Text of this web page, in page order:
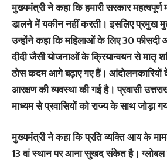
मुख्यमंत्री ने कहा कि हमारी सरकार
डालने में यकीन नहीं करती। इसलिए प्रमुख
उन्होंने कहा कि महिलाओं के लिए 30
दीदी जैसी योजनाओं के क्रियान्वयन से मातृ
ठोस कदम आगे बढ़ाए गए हैं। आंदोलनकारियों
आरक्षण की व्यवस्था की गई है। प्रवासी
माध्यम सेे प्रवासियों को राज्य के साथ जोड़ा
मुख्यमंत्री ने कहा कि प्रति व्यक्ति आय के
13 वां स्थान पर आना सुखद संकेत है। ग्लोबल